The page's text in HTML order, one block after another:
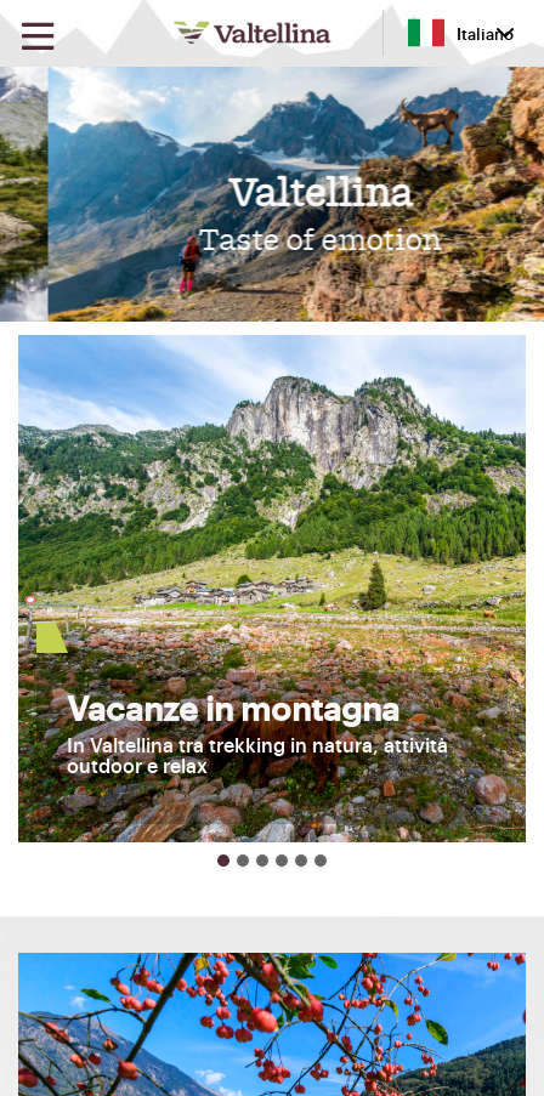
Italiano
Valtellina
Taste of emotion
Vacanze in montagna
In Valtellina tra trekking in natura, attività
outdoor e relax